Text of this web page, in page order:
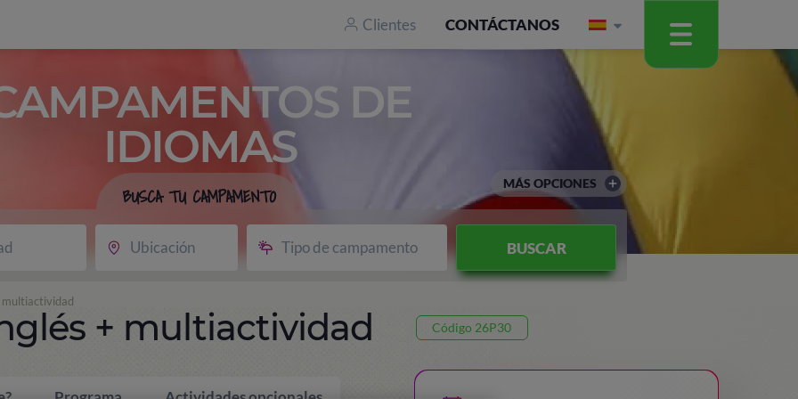
Clientes CONTÁCTANOS
DE
IDIOMAS
BUSCA TU CAMPAMENTO
Ubicación Tipo de campamento BUSCAR
MÁS OPCIONES
+ multiactividad Código 26P30